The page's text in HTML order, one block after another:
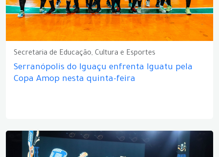
Secretaria de Educação, Cultura e Esportes
Serranópolis do Iguaçu enfrenta Iguatu pela
Copa Amop nesta quinta-feira